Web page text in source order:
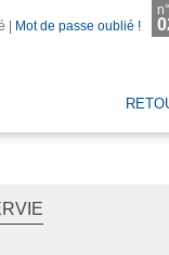
| Mot de passe oublié !